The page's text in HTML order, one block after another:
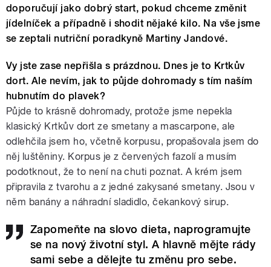
doporučují jako dobrý start, pokud chceme změnit
jídelníček a případně i shodit nějaké kilo. Na vše jsme
se zeptali nutriční poradkyně Martiny Jandové.
Vy jste zase nepřišla s prázdnou. Dnes je to Krtkův
dort. Ale nevím, jak to půjde dohromady s tím naším
hubnutím do plavek?
Půjde to krásně dohromady, protože jsme nepekla
klasický Krtkův dort ze smetany a mascarpone, ale
odlehčila jsem ho, včetně korpusu, propašovala jsem do
něj luštěniny. Korpus je z červených fazolí a musím
podotknout, že to není na chuti poznat. A krém jsem
připravila z tvarohu a z jedné zakysané smetany. Jsou v
něm banány a náhradní sladidlo, čekankový sirup.
Zapomeňte na slovo dieta, naprogramujte
se na nový životní styl. A hlavně mějte rády
sami sebe a dělejte tu změnu pro sebe.